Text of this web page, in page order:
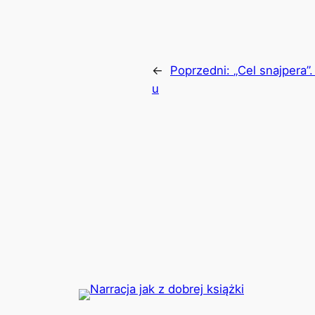
← Poprzedni: „Cel
u